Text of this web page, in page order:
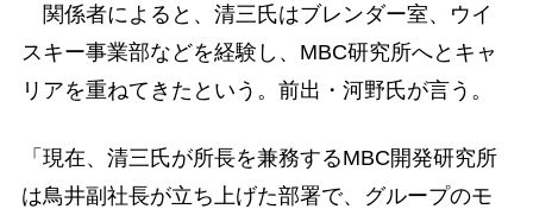
関係者によると、清三氏はブレンダー室、ウイ
スキー事業部などを経験し、MBC研究所へとキャ
リアを重ねてきたという。前出・河野氏が言う。
「現在、清三氏が所長を兼務するMBC開発研究所
は鳥井副社長が立ち上げた部署で、グループのモ